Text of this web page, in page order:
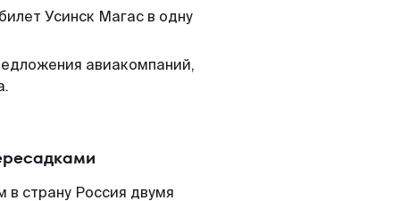
Усинск Магас в одну
авиакомпаний,
страну Россия двумя